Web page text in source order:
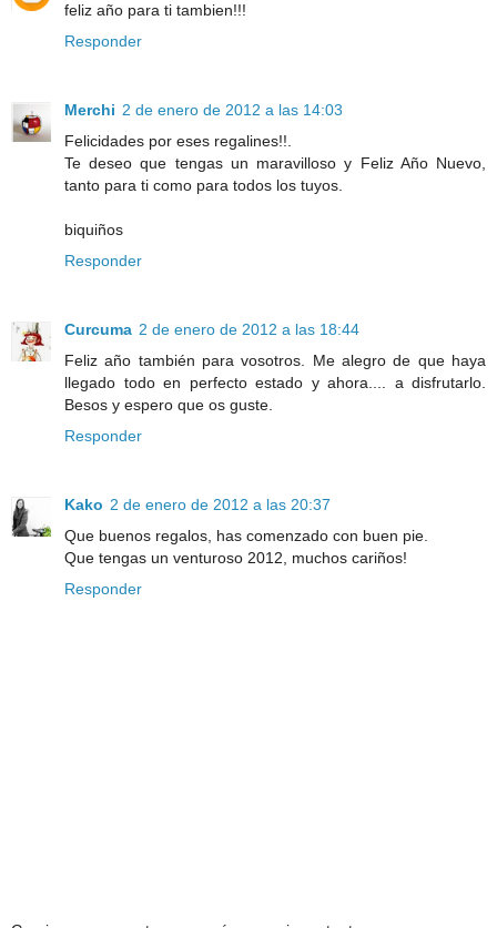
feliz año para ti tambien!!!
Responder
Merchi 2 de enero de 2012 a las 14:03
Felicidades por eses regalines!!.
Te deseo que tengas un maravilloso y Feliz Año Nuevo,
tanto para ti como para todos los tuyos.
biquiños
Responder
Curcuma 2 de enero de 2012 a las 18:44
Feliz año también para vosotros. Me alegro de que haya
llegado todo en perfecto estado y ahora.... a disfrutarlo.
Besos y espero que os guste.
Responder
Kako 2 de enero de 2012 a las 20:37
Que buenos regalos, has comenzado con buen pie.
Que tengas un venturoso 2012, muchos cariños!
Responder